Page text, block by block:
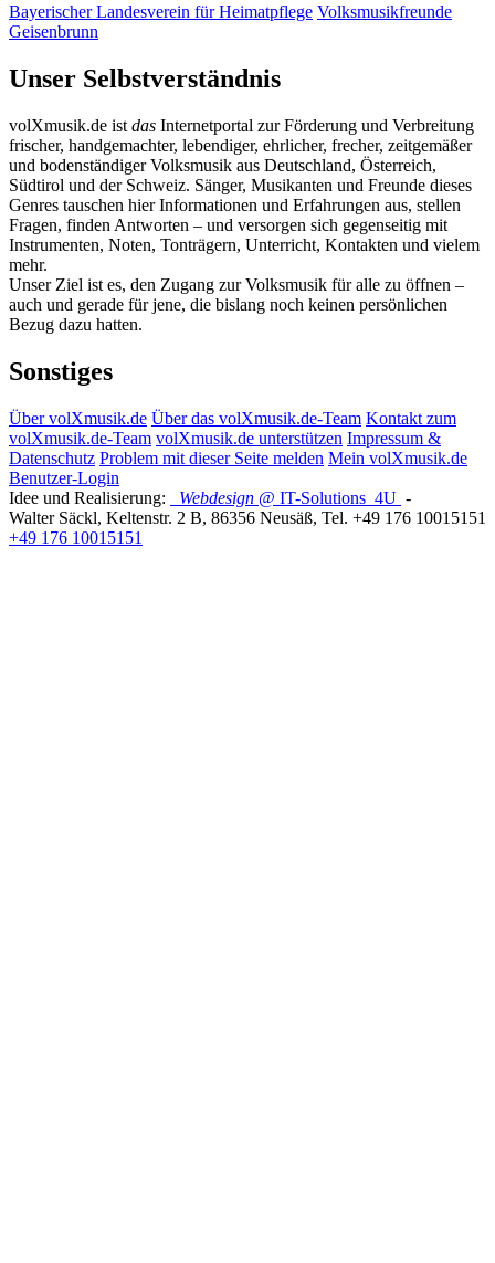
Bayerischer Landesverein für Heimatpflege Volksmusikfreunde
Geisenbrunn
Unser Selbstverständnis
volXmusik.de ist das Internetportal zur Förderung und Verbreitung
frischer, handgemachter, lebendiger, ehrlicher, frecher, zeitgemäßer
und bodenständiger Volksmusik aus Deutschland, Österreich,
Südtirol und der Schweiz. Sänger, Musikanten und Freunde dieses
Genres tauschen hier Informationen und Erfahrungen aus, stellen
Fragen, finden Antworten – und versorgen sich gegenseitig mit
Instrumenten, Noten, Tonträgern, Unterricht, Kontakten und vielem
mehr.
Unser Ziel ist es, den Zugang zur Volksmusik für alle zu öffnen –
auch und gerade für jene, die bislang noch keinen persönlichen
Bezug dazu hatten.
Sonstiges
Über volXmusik.de Über das volXmusik.de-Team Kontakt zum
volXmusik.de-Team volXmusik.de unterstützen Impressum &
Datenschutz Problem mit dieser Seite melden Mein volXmusik.de
Benutzer-Login
Idee und Realisierung:
Webdesign @ IT-Solutions 4U -
Walter Säckl, Keltenstr. 2 B, 86356 Neusäß, Tel. +49 176 10015151
+49 176 10015151